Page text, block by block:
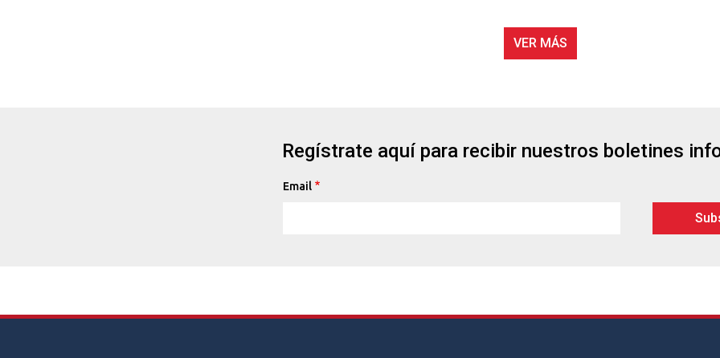
VER MÁS
Regístrate aquí para recibir nuestros boletines
Email